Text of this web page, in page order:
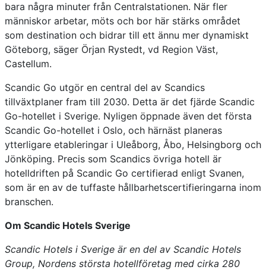
bara några minuter från Centralstationen. När fler
människor arbetar, möts och bor här stärks området
som destination och bidrar till ett ännu mer dynamiskt
Göteborg, säger Örjan Rystedt, vd Region Väst,
Castellum.
Scandic Go utgör en central del av Scandics
tillväxtplaner fram till 2030. Detta är det fjärde Scandic
Go-hotellet i Sverige. Nyligen öppnade även det första
Scandic Go-hotellet i Oslo, och härnäst planeras
ytterligare etableringar i Uleåborg, Åbo, Helsingborg och
Jönköping. Precis som Scandics övriga hotell är
hotelldriften på Scandic Go certifierad enligt Svanen,
som är en av de tuffaste hållbarhetscertifieringarna inom
branschen.
Om Scandic Hotels Sverige
Scandic Hotels i Sverige är en del av Scandic Hotels
Group, Nordens största hotellföretag med cirka 280